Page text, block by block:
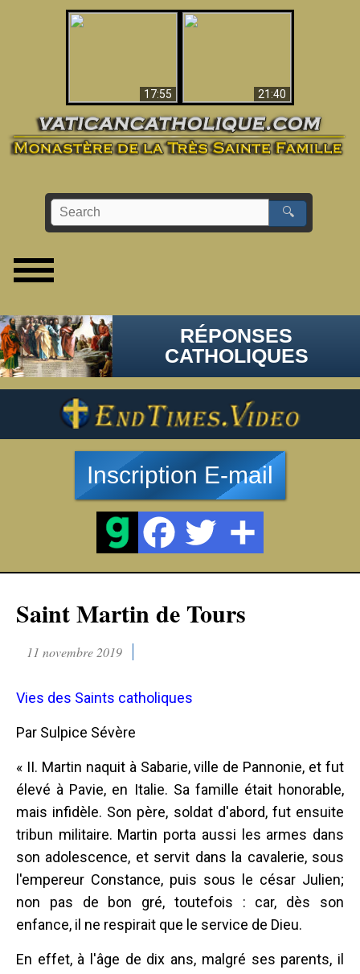
17:55
21:40
🔍
RÉPONSES
CATHOLIQUES
Inscription E-mail
Saint Martin de Tours
11 novembre 2019
Vies des Saints catholiques
Par Sulpice Sévère
« II. Martin naquit à Sabarie, ville de Pannonie, et fut
élevé à Pavie, en Italie. Sa famille était honorable,
mais infidèle. Son père, soldat d'abord, fut ensuite
tribun militaire. Martin porta aussi les armes dans
son adolescence, et servit dans la cavalerie, sous
l'empereur Constance, puis sous le césar Julien;
non pas de bon gré, toutefois : car, dès son
enfance, il ne respirait que le service de Dieu.
En effet, à l'âge de dix ans, malgré ses parents, il